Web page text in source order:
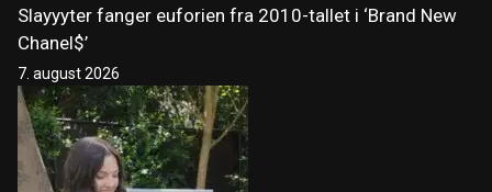
Slayyyter fanger euforien fra 2010-tallet i ‘Brand New
Chanel$’
7. august 2026